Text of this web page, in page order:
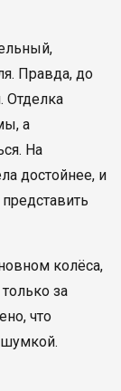
Правда, до
Отделка
а
На
достойнее, и
колёса,
за
что